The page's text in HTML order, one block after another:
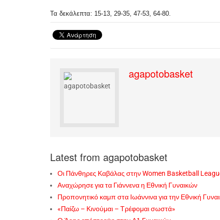
Τα δεκάλεπτα: 15-13, 29-35, 47-53, 64-80.
agapotobasket
Latest from agapotobasket
Οι Πάνθηρες Καβάλας στην Women Basketball
Αναχώρησε για τα Γιάννενα η Εθνική Γυναικών
Προπονητικό καμπ στα Ιωάννινα για την Εθνική
«Παίζω – Κινούμαι – Τρέφομαι σωστά»